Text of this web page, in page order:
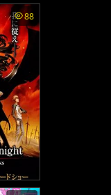
(2025)
88